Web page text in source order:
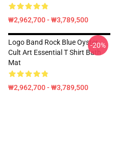
₩2,962,700 - ₩3,789,500
Logo Band Rock Blue Oyster
Cult Art Essential T Shirt Bath
Mat
₩2,962,700 - ₩3,789,500
-20%